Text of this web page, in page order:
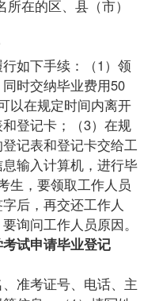
所在的区、县（市）
如下手续：（1）领
时交纳毕业费用50
以在规定时间内离开
登记卡；（3）在规
记表和登记卡交给工
输入计算机，进行毕
生，要领取工作人员
后，再交还工作人
询问工作人员原因。
试申请毕业登记
准考证号、电话、主